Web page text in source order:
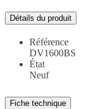
Détails du produit
Référence
DV1600BS
État
Neuf
Fiche technique